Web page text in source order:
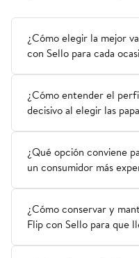
¿Cómo elegir la mejor
con Sello para cada
¿Cómo entender el
decisivo al elegir las
¿Qué opción conviene
un consumidor más
¿Cómo conservar y
Flip con Sello para que